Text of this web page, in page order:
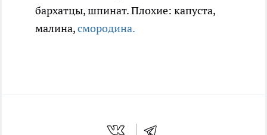
бархатцы, шпинат. Плохие: капуста,
малина,смородина.